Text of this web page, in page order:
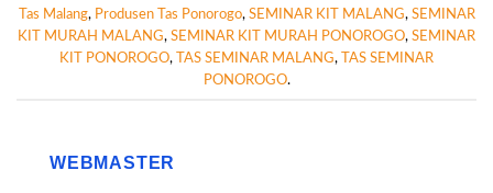
Tas Malang, Produsen Tas Ponorogo, SEMINAR KIT MALANG, SEMINAR
KIT MURAH MALANG, SEMINAR KIT MURAH PONOROGO, SEMINAR
KIT PONOROGO, TAS SEMINAR MALANG,
TAS SEMINAR
PONOROGO.
WEBMASTER